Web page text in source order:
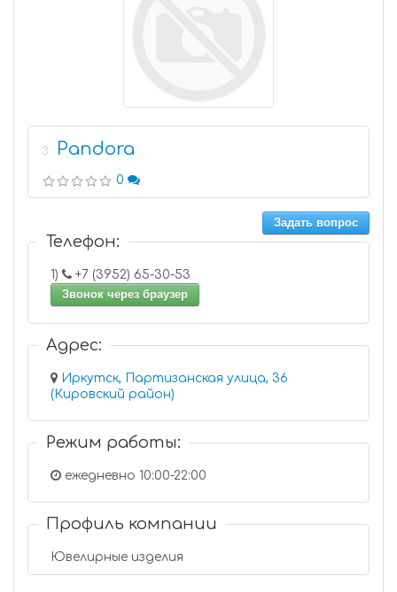
3 Pandora
0
Задать вопрос
Телефон:
1)
+7 (3952) 65-30-53
Звонок через браузер
Адрес:
Иркутск, Партизанская улица, 36
(Кировский район)
Режим работы:
ежедневно 10:00-22:00
Профиль компании
Ювелирные изделия